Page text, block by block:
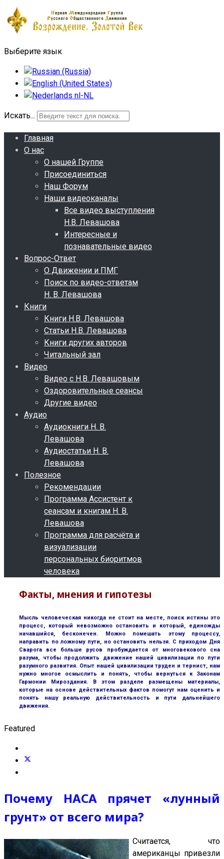
Выберите язык
Искать...
Главная
О нас
О нашей Группе
Присоединиться
Наш Форум
Наши видеоканалы
Все видео выступления
Н.В. Левашова
Интересные и
познавательные видео
Вопрос-Ответ
О Движении и ПМГ
Поиск по видео-ответам
Н. В. Левашова
Книги
Книги Н.В. Левашова
Статьи Н.В. Левашова
Книги других авторов
Читальный зал
Видео
Видео с Н.В. Левашовым
Оздоровительные сеансы
Другие видео
Аудио
Аудиокниги Н. В.
Левашова
Аудиостатьи Н. В.
Левашова
Полезное
Рекомендации
Программа Ассистент к
сеансам и книгам Н. В.
Левашова
Программа для расчёта и
визуализации
персональных биоритмов
человека
Факты, мнения и гипотезы
Мысль человеческая никогда не стоит на месте, поиск истины это
процесс, который невозможно остановить и который, единожды
начавшийся, бесконечен. Можно помешать этому процессу,
направить по ложному пути, но остановить нельзя. С приходом Дня
Сварога все больше русов пробуждается от многовекового сна
разума, чтобы продолжить движение нашей цивилизации по пути
разумного развития. Опыт нашей цивилизации труден и тернист, нам
нужно многое осмыслить и понять, чтобы вернуться к Законам
Гармонии Мироздания. В этом разделе размещены материалы,
которые на основе действительных фактов помогут нам оценить и
понять нашу реальную действительность и пути дальнейшего
движения.
Featured
Почему НАСА прячет «лунный
грунт» от всего мира?
Считается, что
американцы привезли